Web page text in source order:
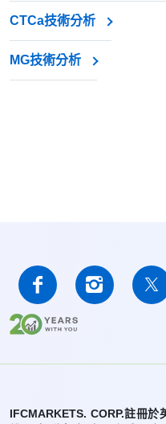
CTCa技術分析
MG技術分析
IFCMARKETS. CORP.註冊